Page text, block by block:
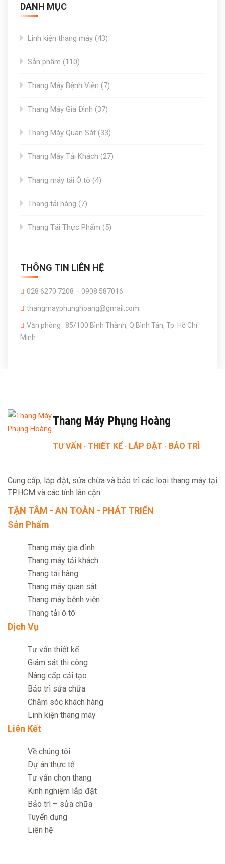
DANH MỤC
Linh kiện thang máy 4343
Sản phẩm
110110
Thang Máy Bệnh Viện
77
Thang Máy Gia Đình
3737
Thang Máy Quan Sát 3333
Thang Máy Tải Khách 2727
Thang máy tải Ô tô
44
Thang tải hàng
77
Thang Tải Thực Phẩm
55
THÔNG TIN LIÊN HỆ
028 6270 7208 – 0908 587016
thangmayphunghoang@gmail.com
Văn phòng : 85/100 Bình Thành, Q.Bình Tân, Tp. Hồ Chí
Minh
Thang Máy Phụng Hoàng
TƯ VẤN · THIẾT KẾ · LẮP ĐẶT · BẢO TRÌ
Cung cấp, lắp đặt, sửa chữa và bảo trì các loại thang máy tại
TP.HCM và các tỉnh lân cận.
TẬN TÂM - AN TOÀN - PHÁT TRIỂN
Sản Phẩm
Thang máy gia đình
Thang máy tải khách
Thang tải hàng
Thang máy quan sát
Thang máy bệnh viện
Thang tải ô tô
Dịch Vụ
Tư vấn thiết kế
Giám sát thi công
Nâng cấp cải tạo
Bảo trì sửa chữa
Chăm sóc khách hàng
Linh kiện thang máy
Liên Kết
Về chúng tôi
Dự án thực tế
Tư vấn chọn thang
Kinh nghiệm lắp đặt
Bảo trì – sửa chữa
Tuyển dụng
Liên hệ